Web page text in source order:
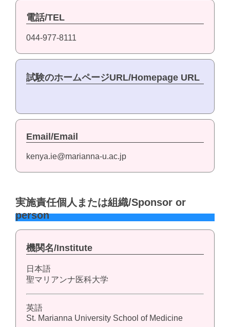
電話/TEL
044-977-8111
試験のホームページURL/Homepage URL
Email/Email
kenya.ie@marianna-u.ac.jp
実施責任個人または組織/Sponsor or
person
機関名/Institute
日本語
聖マリアンナ医科大学
英語
St. Marianna University School of Medicine